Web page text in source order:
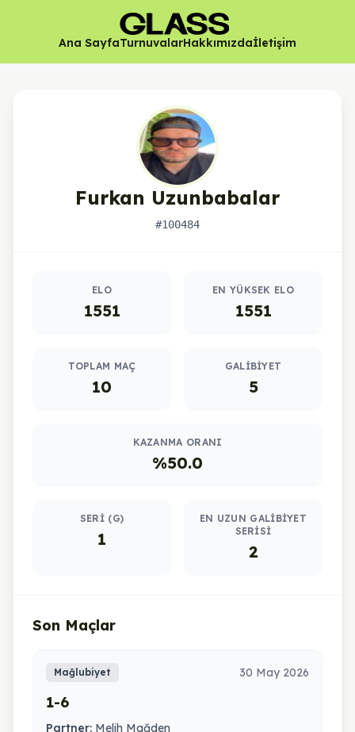
Ana SayfaTurnuvalarHakkımızdaİletişim
Furkan Uzunbabalar
#100484
ELO
1551
EN YÜKSEK ELO
1551
TOPLAM MAÇ
10
GALIBIYET
5
KAZANMA ORANI
%50.0
SERI (G)
1
EN UZUN GALIBIYET
SERISI
2
Son Maçlar
Mağlubiyet 30 May 2026
1-6
Partner: Melih Mağden